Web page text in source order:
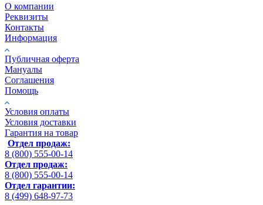
О компании
Реквизиты
Контакты
Информация
Публичная оферта
Мануалы
Соглашения
Помощь
Условия оплаты
Условия доставки
Гарантия на товар
Отдел продаж:
8 (800) 555-00-14
Отдел продаж:
8 (800) 555-00-14
Отдел гарантии:
8 (499) 648-97-73